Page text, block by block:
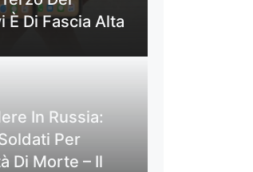
È Di Fascia Alta
In Russia:
Per
Di Morte – Il